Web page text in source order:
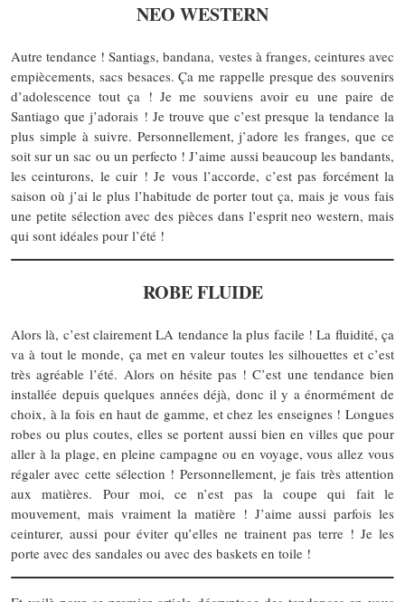
NEO WESTERN
Autre tendance ! Santiags, bandana, vestes à franges, ceintures avec
empiècements, sacs besaces. Ça me rappelle presque des souvenirs
d’adolescence tout ça ! Je me souviens avoir eu une paire de
Santiago que j’adorais ! Je trouve que c’est presque la tendance la
plus simple à suivre. Personnellement, j’adore les franges, que ce
soit sur un sac ou un perfecto ! J’aime aussi beaucoup les bandants,
les ceinturons, le cuir ! Je vous l’accorde, c’est pas forcément la
saison où j’ai le plus l’habitude de porter tout ça, mais je vous fais
une petite sélection avec des pièces dans l’esprit neo western, mais
qui sont idéales pour l’été !
ROBE FLUIDE
Alors là, c’est clairement LA tendance la plus facile ! La fluidité, ça
va à tout le monde, ça met en valeur toutes les silhouettes et c’est
très agréable l’été. Alors on hésite pas ! C’est une tendance bien
installée depuis quelques années déjà, donc il y a énormément de
choix, à la fois en haut de gamme, et chez les enseignes ! Longues
robes ou plus coutes, elles se portent aussi bien en villes que pour
aller à la plage, en pleine campagne ou en voyage, vous allez vous
régaler avec cette sélection ! Personnellement, je fais très attention
aux matières. Pour moi, ce n’est pas la coupe qui fait le
mouvement, mais vraiment la matière ! J’aime aussi parfois les
ceinturer, aussi pour éviter qu’elles ne trainent pas terre ! Je les
porte avec des sandales ou avec des baskets en toile !